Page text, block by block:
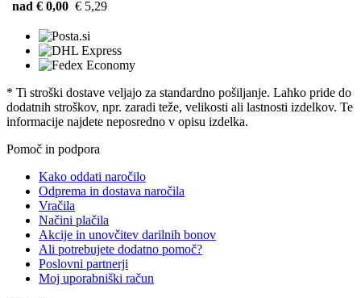
nad € 0,00 € 5,29
* Ti stroški dostave veljajo za standardno pošiljanje. Lahko pride do
dodatnih stroškov, npr. zaradi teže, velikosti ali lastnosti izdelkov. Te
informacije najdete neposredno v opisu izdelka.
Pomoč in podpora
Kako oddati naročilo
Odprema in dostava naročila
Vračila
Načini plačila
Akcije in unovčitev darilnih bonov
Ali potrebujete dodatno pomoč?
Poslovni partnerji
Moj uporabniški račun